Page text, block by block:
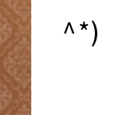
^*)